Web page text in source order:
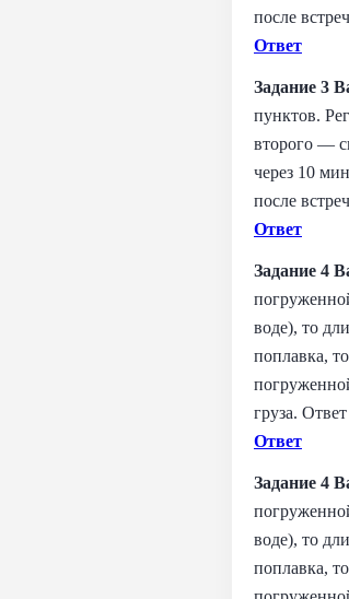
после
Ответ
Задание 3
пунктов.
второго —
через 10
после
Ответ
Задание 4
воде), то
поплавка,
груза.
Ответ
Задание 4
воде), то
поплавка,